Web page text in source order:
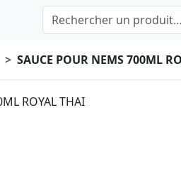
SAUCE POUR NEMS 700ML